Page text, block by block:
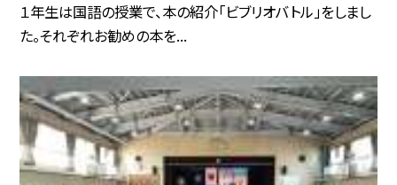
１年生は国語の授業で、本の紹介「ビブリオバトル」をしまし
た。それぞれお勧めの本を...